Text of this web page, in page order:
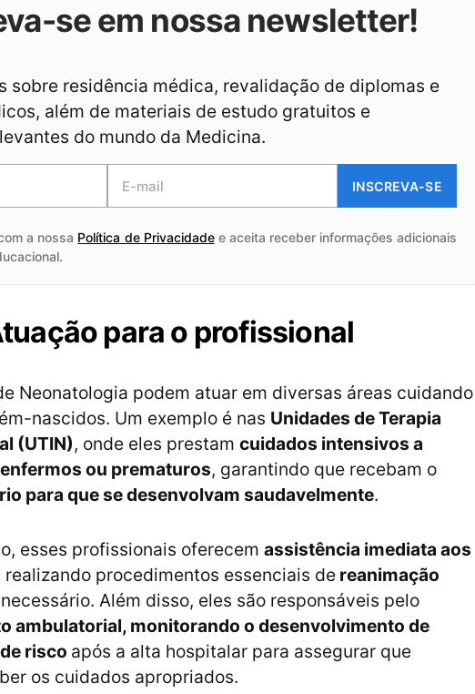
se em nossa newsletter!
sobre residência médica, revalidação de diplomas e
além de materiais de estudo gratuitos e
do mundo da Medicina.
INSCREVA-SE
a nossa Política de Privacidadee aceita receber informações adicionais
para o profissional
Neonatologia podem atuar em diversas áreas cuidando
nascidos. Um exemplo é nas Unidades de Terapia
(UTIN), onde eles prestam cuidados intensivos a
ou prematuros, garantindo que recebam o
para que se desenvolvam saudavelmente.
esses profissionais oferecem assistência imediata aos
realizando procedimentos essenciais de reanimação
Além disso, eles são responsáveis pelo
ambulatorial, monitorando o desenvolvimento de
risco após a alta hospitalar para assegurar que
os cuidados apropriados.